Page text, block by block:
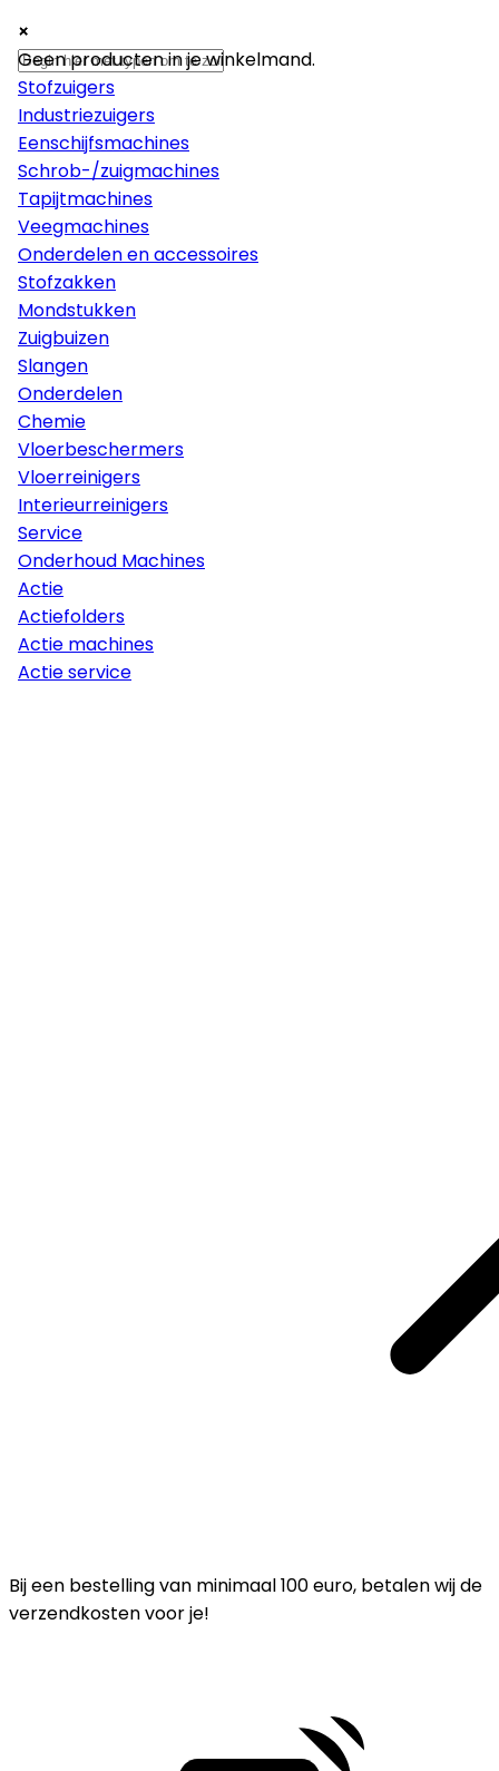
Bij een bestelling van minimaal 100 euro, betalen wij de
verzendkosten voor je!
×
Machines
Stofzuigers
Industriezuigers
Eenschijfsmachines
Schrob-/zuigmachines
Tapijtmachines
Veegmachines
Onderdelen en accessoires
Stofzakken
Mondstukken
Zuigbuizen
Slangen
Onderdelen
Chemie
Vloerbeschermers
Vloerreinigers
Interieurreinigers
Service
Onderhoud Machines
Actie
Actiefolders
Actie machines
Actie service
×
×
Geen producten in je winkelmand.